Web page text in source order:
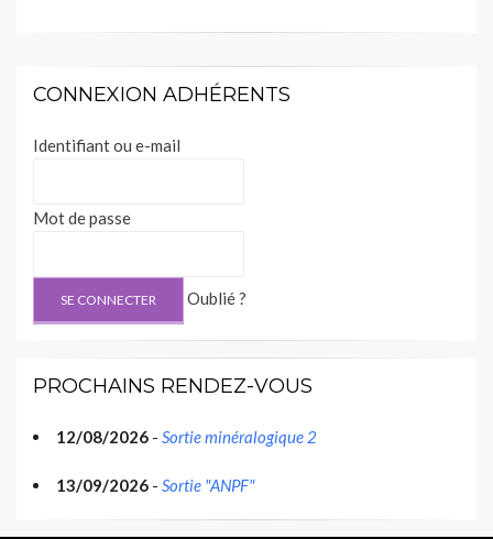
CONNEXION ADHÉRENTS
Identifiant ou e-mail
Mot de passe
Oublié ?
PROCHAINS RENDEZ-VOUS
12/08/2026 - Sortie minéralogique 2
13/09/2026 - Sortie "ANPF"